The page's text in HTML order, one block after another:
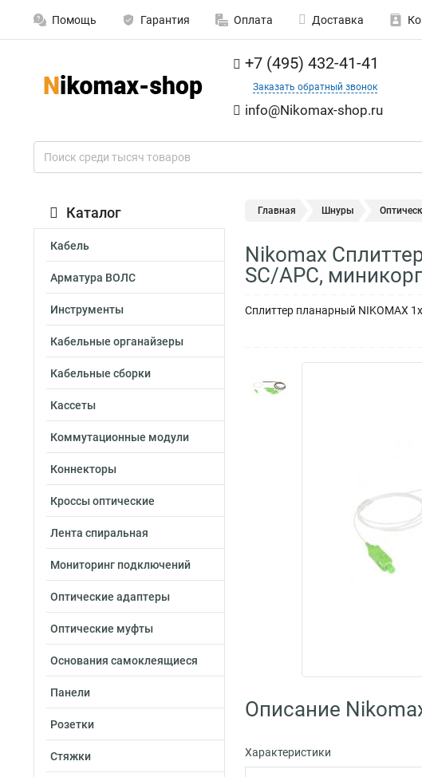
Помощь Гарантия Оплата Доставка
+7 (495) 432-41-41
Заказать обратный звонок
info@Nikomax-shop.ru
Каталог
Кабель
Арматура ВОЛС
Инструменты
Кабельные органайзеры
Кабельные сборки
Кассеты
Коммутационные модули
Коннекторы
Кроссы оптические
Лента спиральная
Мониторинг подключений
Оптические адаптеры
Оптические муфты
Основания самоклеящиеся
Панели
Розетки
Стяжки
Главная Шнуры
Nikomax
SC/APC,
Сплиттер планарный NIKOMAX
Описание
Характеристики